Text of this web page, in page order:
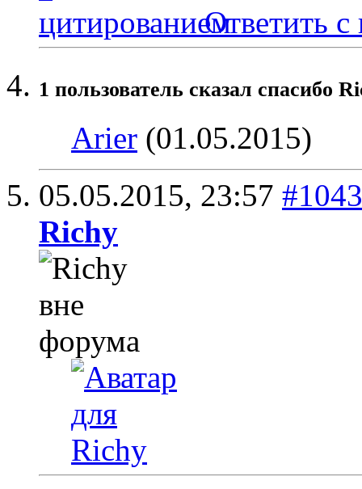
Ответить с
1 пользователь сказал cпасибо
Arier (01.05.2015)
05.05.2015, 23:57 #1043
Richy